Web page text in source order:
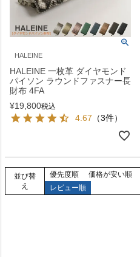
HALEINE
HALEINE 一枚革 ダイヤモンド
パイソン ラウンドファスナー長
財布 4FA
¥19,800税込
4.67 （3件）
並び替
え
優先度順 価格が安い順
レビュー順